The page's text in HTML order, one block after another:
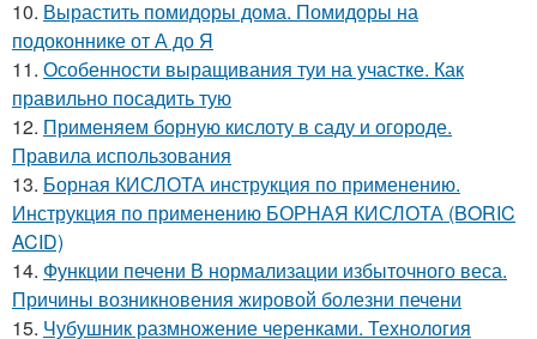
10. Вырастить помидоры дома. Помидоры на
подоконнике от А до Я
11. Особенности выращивания туи на участке. Как
правильно посадить тую
12. Применяем борную кислоту в саду и огороде.
Правила использования
13. Борная КИСЛОТА инструкция по применению.
Инструкция по применению БОРНАЯ КИСЛОТА (BORIC
ACID)
14. Функции печени В нормализации избыточного веса.
Причины возникновения жировой болезни печени
15. Чубушник размножение черенками. Технология